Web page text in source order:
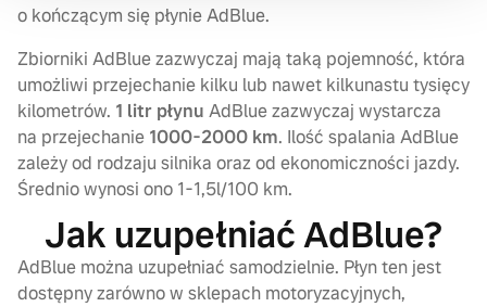
o kończącym się płynie AdBlue.
Zbiorniki AdBlue zazwyczaj mają taką pojemność, która
umożliwi przejechanie kilku lub nawet kilkunastu tysięcy
kilometrów. 1 litr płynu AdBlue zazwyczaj wystarcza
na przejechanie 1000-2000 km. Ilość spalania AdBlue
zależy od rodzaju silnika oraz od ekonomiczności jazdy.
Średnio wynosi ono 1-1,5l/100 km.
Jak uzupełniać AdBlue?
AdBlue można uzupełniać samodzielnie. Płyn ten jest
dostępny zarówno w sklepach motoryzacyjnych,